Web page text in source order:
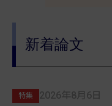
新着論文
特集
2026年8月6日